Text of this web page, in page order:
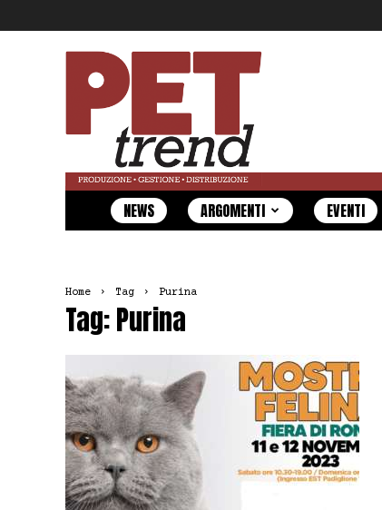
Pet
Trend
NEWS ARGOMENTI EVENTI
Home Tag Purina
Tag: Purina